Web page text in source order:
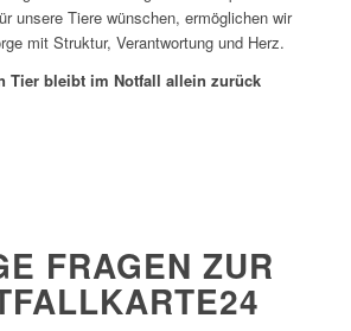
unsere Tiere wünschen, ermöglichen wir
mit Struktur, Verantwortung und Herz.
Tier bleibt im Notfall allein zurück
FRAGEN ZUR